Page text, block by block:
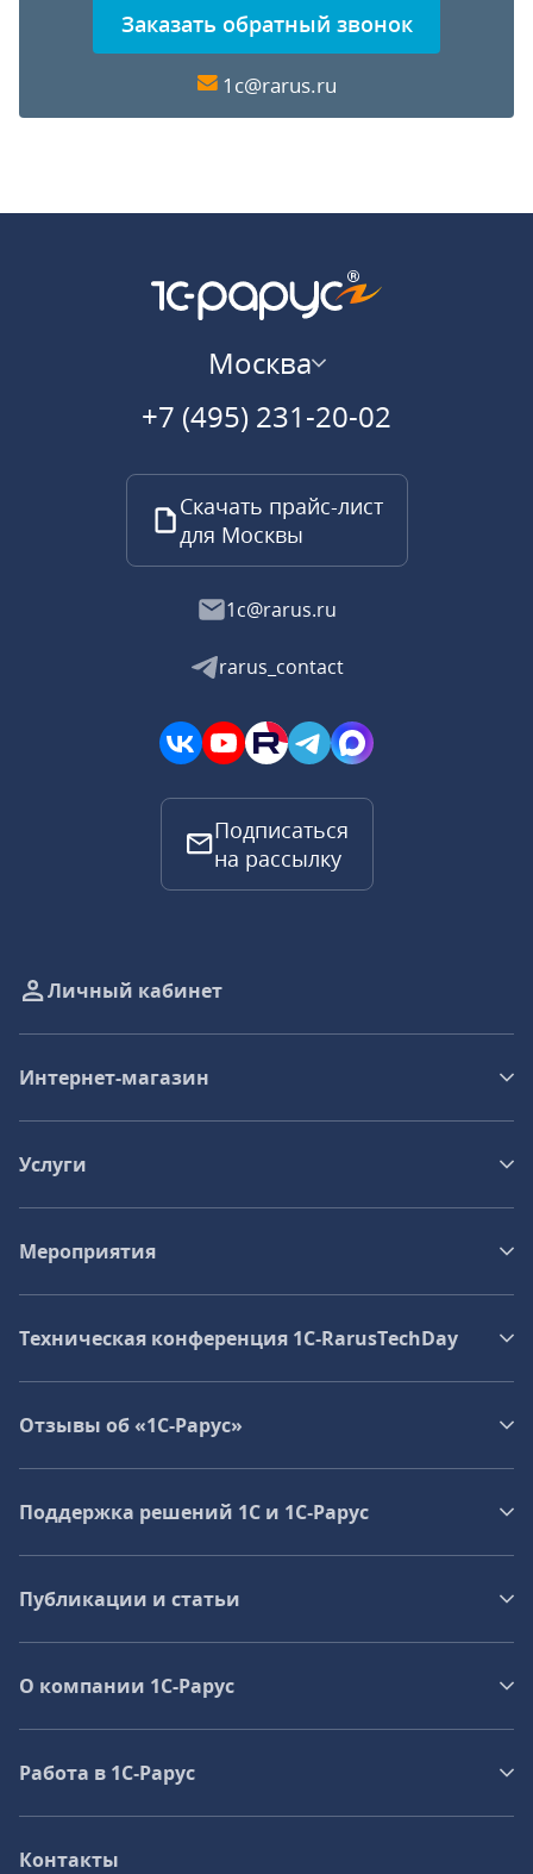
Заказать обратный звонок
1c@rarus.ru
Москва
+7 (495) 231-20-02
Скачать прайс-лист
для Москвы
1c@rarus.ru
rarus_contact
Подписаться
на рассылку
Личный кабинет
Интернет-магазин
Услуги
Мероприятия
Техническая конференция 1C‑RarusTechDay
Отзывы об «1С-Рарус»
Поддержка решений 1С и 1С‑Рарус
Публикации и статьи
О компании 1C-Рарус
Работа в 1С‑Рарус
Контакты